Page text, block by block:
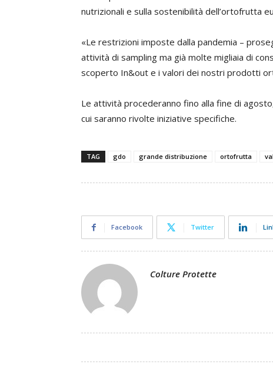
nutrizionali e sulla sostenibilità dell’ortofrutta
«Le restrizioni imposte dalla pandemia –
attività di sampling ma già molte migliaia di
scoperto In&out e i valori dei nostri prodotti
Le attività procederanno fino alla fine di
cui saranno rivolte iniziative specifiche.
TAG gdo grande distribuzione ortofrutta
Facebook Twitter
Colture Protette